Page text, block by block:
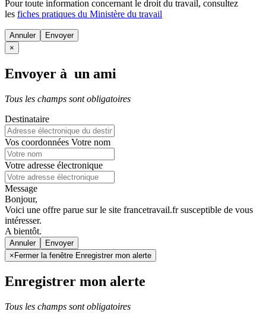
Pour toute information concernant le droit du travail, consultez
les fiches pratiques du Ministère du travail
Annuler
×
Envoyer à un ami
Tous les champs sont obligatoires
Destinataire
Vos coordonnées Votre nom
Votre adresse électronique
Message
Bonjour,
Voici une offre parue sur le site francetravail.fr susceptible de vous
intéresser.
A bientôt.
Annuler
× Fermer la fenêtre Enregistrer mon alerte
Enregistrer mon alerte
Tous les champs sont obligatoires